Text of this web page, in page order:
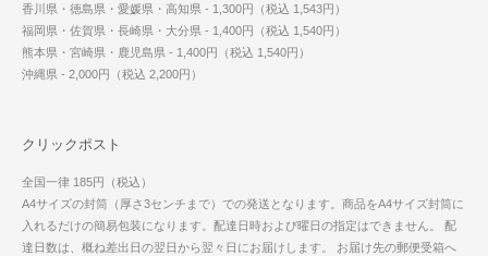
香川県・徳島県・愛媛県・高知県 - 1,300円（税込 1,543円）
福岡県・佐賀県・長崎県・大分県 - 1,400円（税込 1,540円）
熊本県・宮崎県・鹿児島県 - 1,400円（税込 1,540円）
沖縄県 - 2,000円（税込 2,200円）
クリックポスト
全国一律 185円（税込）
A4サイズの封筒（厚さ3センチまで）での発送となります。商品をA4サイズ封筒に
入れるだけの簡易包装になります。配達日時および曜日の指定はできません。 配
達日数は、概ね差出日の翌日から翌々日にお届けします。 お届け先の郵便受箱へ